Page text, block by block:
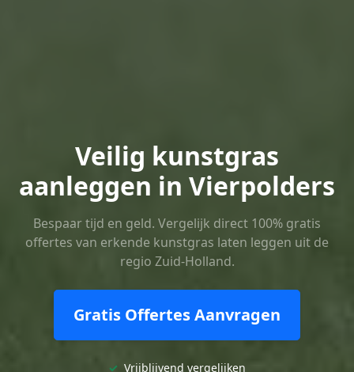
Veilig kunstgras
aanleggen in Vierpolders
Bespaar tijd en geld. Vergelijk direct 100% gratis
offertes van erkende kunstgras laten leggen uit de
regio Zuid-Holland.
Gratis Offertes Aanvragen
✓ Vrijblijvend vergelijken